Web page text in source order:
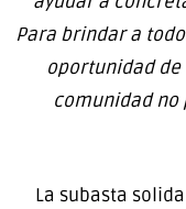
Para brindar a
oportunidad
comunidad no
La subasta